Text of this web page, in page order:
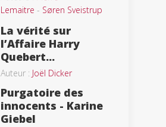
Lemaitre - Søren Sveistrup
La vérité sur
l’Affaire Harry
Quebert...
Auteur : Joël Dicker
Purgatoire des
innocents - Karine
Giebel